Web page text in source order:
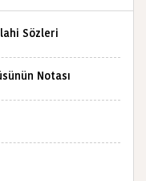
Sözleri
Notası